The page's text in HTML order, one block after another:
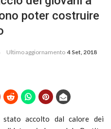
poter costruire
Ultimo aggiornamento 4 Set, 2018
stato accolto dal calore dei